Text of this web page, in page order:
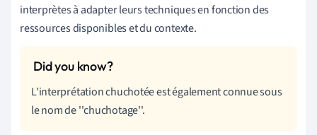
interprètes à adapter leurs techniques en fonction des
ressources disponibles et du contexte.
L'interprétation chuchotée est également connue sous
le nom de ''chuchotage''.